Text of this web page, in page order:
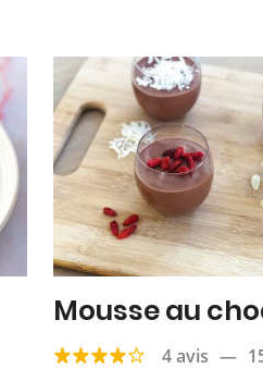
Mousse au
4 avis —